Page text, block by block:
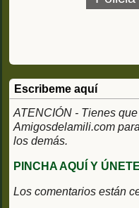
Escribeme aquí
ATENCIÓN - Tienes
Amigosdelamili.com
los demás.
PINCHA AQUÍ Y
Los comentarios están